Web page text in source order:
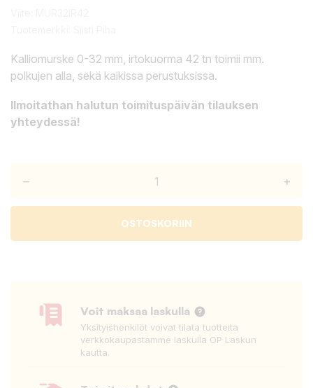
Kalliomurske 0-32 mm, irtokuorma 42 tn toimii mm.
polkujen alla, sekä kaikissa perustuksissa.
Ilmoitathan halutun toimituspäivän tilauksen
yhteydessä!
– +
OSTOSKORIIN
Voit maksaa laskulla
Yksityishenkilöt voivat tilata tuotteita
verkkokaupastamme laskulla OP Laskun
kautta.